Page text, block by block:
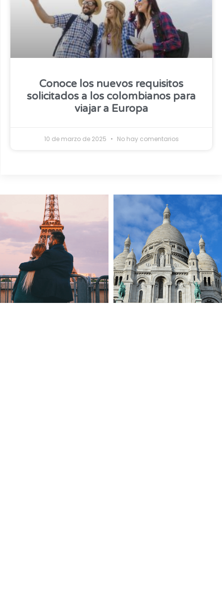
Conoce los nuevos requisitos
solicitados a los colombianos para
viajar a Europa
10 de marzo de 2025 No hay comentarios